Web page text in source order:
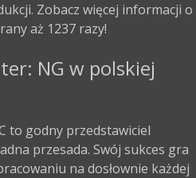
Zobacz więcej informacji o
aż 1237 razy!
NG w polskiej
to godny przedstawiciel
przesada. Swój sukces gra
na dosłownie każdej